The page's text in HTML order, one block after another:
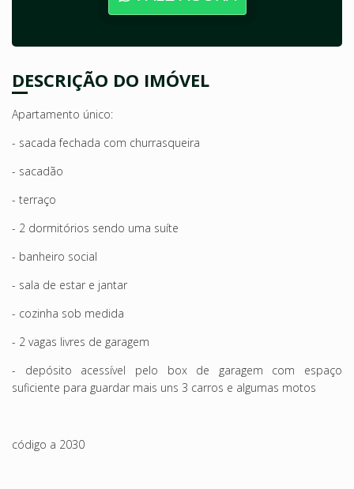
DESCRIÇÃO DO IMÓVEL
Apartamento único:
- sacada fechada com churrasqueira
- sacadão
- terraço
- 2 dormitórios sendo uma suíte
- banheiro social
- sala de estar e jantar
- cozinha sob medida
- 2 vagas livres de garagem
- depósito acessível pelo box de garagem com espaço
suficiente para guardar mais uns 3 carros e algumas motos
código a 2030